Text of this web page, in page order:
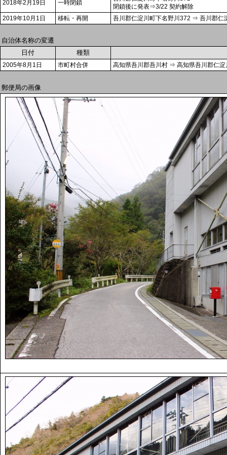
2018年2月19日 一時閉鎖
閉鎖後に発表⇒3/22 契約解除
2019年10月1日
移転・再開 吾川郡仁淀川町下名野川372 ⇒ 吾川郡仁
自治体名称の変遷
日付
種類
2005年8月1日 市町村合併 高知県吾川郡吾川村 ⇒ 高知県吾川郡仁淀
郵便局の画像